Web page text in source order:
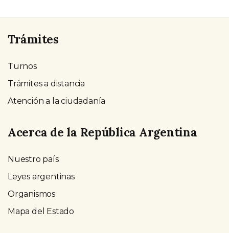
Trámites
Turnos
Trámites a distancia
Atención a la ciudadanía
Acerca de la República Argentina
Nuestro país
Leyes argentinas
Organismos
Mapa del Estado